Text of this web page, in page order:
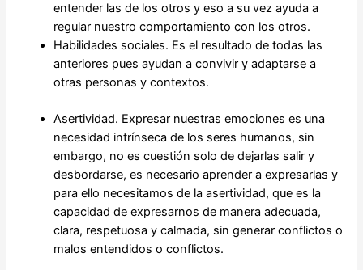
entender las de los otros y eso a su vez ayuda a
regular nuestro comportamiento con los otros.
Habilidades sociales. Es el resultado de todas las
anteriores pues ayudan a convivir y adaptarse a
otras personas y contextos.
Asertividad. Expresar nuestras emociones es una
necesidad intrínseca de los seres humanos, sin
embargo, no es cuestión solo de dejarlas salir y
desbordarse, es necesario aprender a expresarlas y
para ello necesitamos de la asertividad, que es la
capacidad de expresarnos de manera adecuada,
clara, respetuosa y calmada, sin generar conflictos o
malos entendidos o conflictos.